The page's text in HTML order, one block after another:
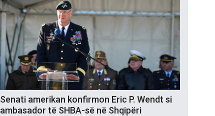
Senati amerikan konfirmon Eric P. Wendt si
ambasador të SHBA-së në Shqipëri